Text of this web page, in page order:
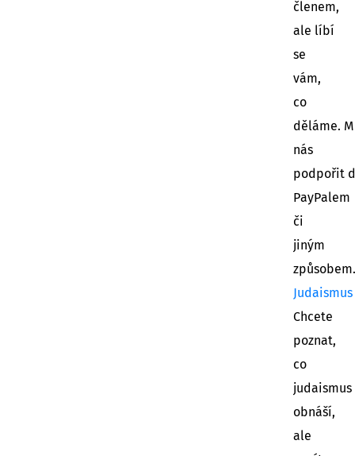
členem,
ale líbí
se
vám,
co
děláme.
nás
podpořit
PayPalem
či
jiným
způsobem.
Judaismus
Chcete
poznat,
co
judaismus
obnáší,
ale